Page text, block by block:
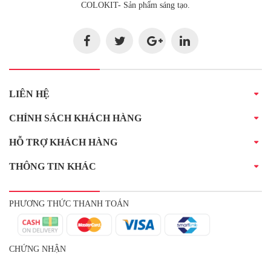
COLOKIT- Sản phẩm sáng tạo.
LIÊN HỆ
CHÍNH SÁCH KHÁCH HÀNG
HỖ TRỢ KHÁCH HÀNG
THÔNG TIN KHÁC
PHƯƠNG THỨC THANH TOÁN
CHỨNG NHẬN